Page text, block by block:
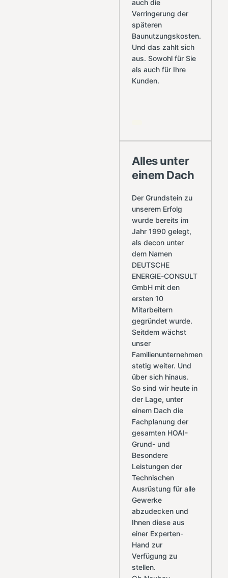
auch die
Verringerung der
späteren
Baunutzungskosten.
Und das zahlt sich
aus. Sowohl für Sie
als auch für Ihre
Kunden.
Alles unter
einem Dach
Der Grundstein zu
unserem Erfolg
wurde bereits im
Jahr 1990 gelegt,
als decon unter
dem Namen
DEUTSCHE
ENERGIE-CONSULT
GmbH mit den
ersten 10
Mitarbeitern
gegründet wurde.
Seitdem wächst
unser
Familienunternehmen
stetig weiter. Und
über sich hinaus.
So sind wir heute in
der Lage, unter
einem Dach die
Fachplanung der
gesamten HOAI-
Grund- und
Besondere
Leistungen der
Technischen
Ausrüstung für alle
Gewerke
abzudecken und
Ihnen diese aus
einer Experten-
Hand zur
Verfügung zu
stellen.